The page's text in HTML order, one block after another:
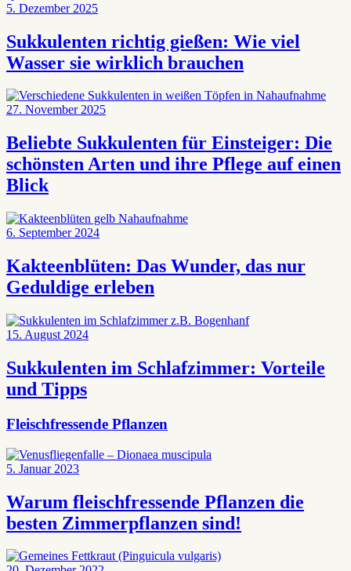
5. Dezember 2025
Sukkulenten richtig gießen: Wie viel
Wasser sie wirklich brauchen
27. November 2025
Beliebte Sukkulenten für Einsteiger: Die
schönsten Arten und ihre Pflege auf einen
Blick
6. September 2024
Kakteenblüten: Das Wunder, das nur
Geduldige erleben
15. August 2024
Sukkulenten im Schlafzimmer: Vorteile
und Tipps
Fleischfressende Pflanzen
5. Januar 2023
Warum fleischfressende Pflanzen die
besten Zimmerpflanzen sind!